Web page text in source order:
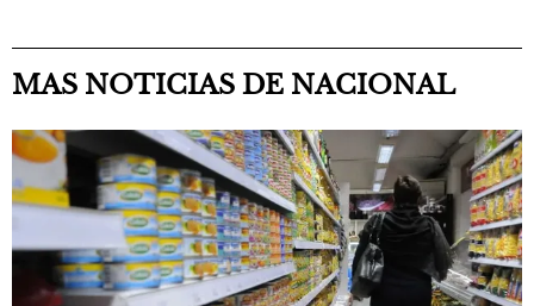
MAS NOTICIAS DE NACIONAL